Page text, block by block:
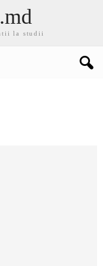
la studii